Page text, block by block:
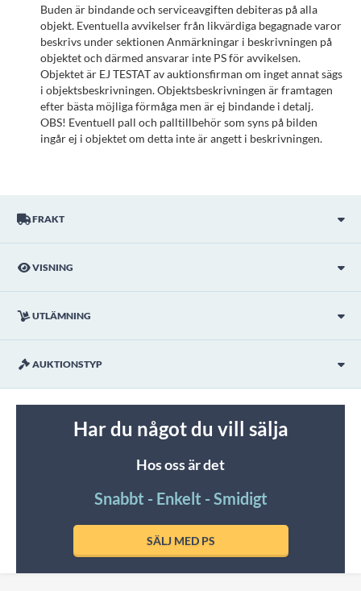
FRAKT
VISNING
UTLÄMNING
AUKTIONSTYP
Buden är bindande och serviceavgiften debiteras på alla
objekt. Eventuella avvikelser från likvärdiga begagnade varor
beskrivs under sektionen Anmärkningar i beskrivningen på
objektet och därmed ansvarar inte PS för avvikelsen.
Objektet är EJ TESTAT av auktionsfirman om inget annat sägs
i objektsbeskrivningen. Objektsbeskrivningen är framtagen
efter bästa möjliga förmåga men är ej bindande i detalj.
OBS! Eventuell pall och palltillbehör som syns på bilden
ingår ej i objektet om detta inte är angett i beskrivningen.
Har du något du vill sälja
Hos oss är det
Snabbt - Enkelt - Smidigt
SÄLJ MED PS